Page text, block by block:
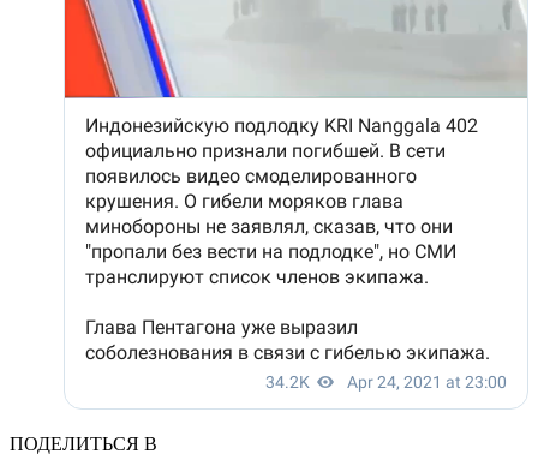
ПОДЕЛИТЬСЯ В